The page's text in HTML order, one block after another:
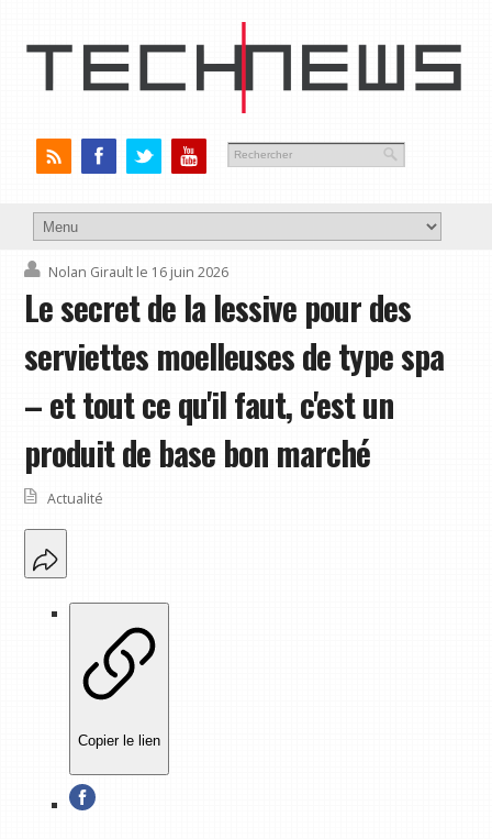
Nolan Girault le 16 juin 2026
Le secret de la lessive pour des
serviettes moelleuses de type spa
– et tout ce qu'il faut, c'est un
produit de base bon marché
Actualité
Copier le lien